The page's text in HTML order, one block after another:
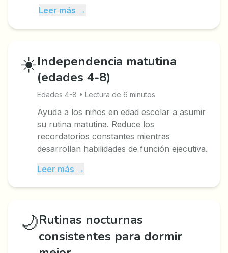
Leer más →
☀️Independencia matutina
(edades 4-8)
Edades 4-8 • Lectura de 6 minutos
Ayuda a los niños en edad escolar a asumir
su rutina matutina. Reduce los
recordatorios constantes mientras
desarrollan habilidades de función ejecutiva.
Leer más →
🌙Rutinas nocturnas
consistentes para dormir